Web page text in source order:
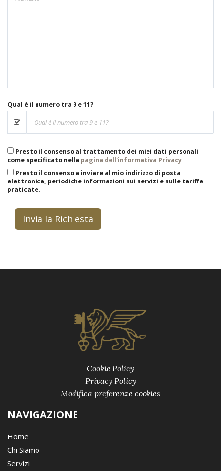
Qual è il numero tra 9 e 11?
Presto il consenso al trattamento dei miei dati personali
come specificato nella pagina dell'informativa Privacy
Presto il consenso a inviare al mio indirizzo di posta
elettronica, periodiche informazioni sui servizi e sulle tariffe
praticate.
Invia la Richiesta
Cookie Policy
Privacy Policy
Modifica preferenze cookies
NAVIGAZIONE
Home
Chi Siamo
Servizi